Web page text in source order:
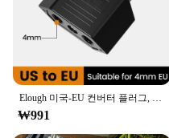
Elough 미국-EU 컨버터 플러그, 미국-유럽 전원 어댑터, 여행용 컨버터, 미국-유럽 플러그 어댑터, 4.0mm
₩991